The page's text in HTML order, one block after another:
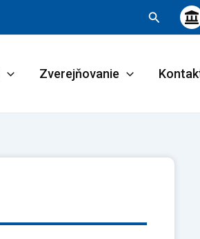
Hľadať
Zverejňovanie